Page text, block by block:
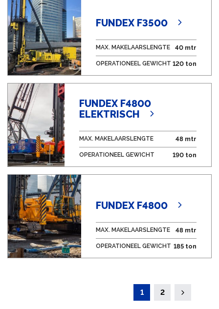
FUNDEX F3500
MAX. MAKELAARSLENGTE 40 mtr
OPERATIONEEL GEWICHT 120 ton
FUNDEX F4800
ELEKTRISCH
MAX. MAKELAARSLENGTE 48 mtr
OPERATIONEEL GEWICHT 190 ton
FUNDEX F4800
MAX. MAKELAARSLENGTE 48 mtr
OPERATIONEEL GEWICHT 185 ton
1 2